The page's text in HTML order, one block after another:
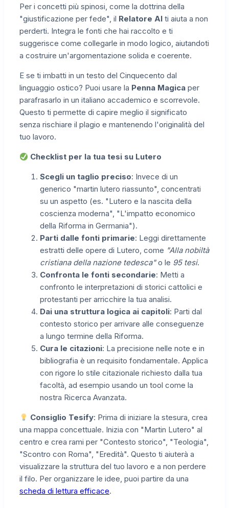
Per i concetti più spinosi, come la dottrina della
"giustificazione per fede", il Relatore AI ti aiuta a non
perderti. Integra le fonti che hai raccolto e ti
suggerisce come collegarle in modo logico, aiutandoti
a costruire un'argomentazione solida e coerente.
E se ti imbatti in un testo del Cinquecento dal
linguaggio ostico? Puoi usare la Penna Magica per
parafrasarlo in un italiano accademico e scorrevole.
Questo ti permette di capire meglio il significato
senza rischiare il plagio e mantenendo l'originalità del
tuo lavoro.
Checklist per la tua tesi su Lutero
Scegli un taglio preciso: Invece di un
generico "martin lutero riassunto", concentrati
su un aspetto (es. "Lutero e la nascita della
coscienza moderna", "L'impatto economico
della Riforma in Germania").
Parti dalle fonti primarie: Leggi direttamente
estratti delle opere di Lutero, come "Alla nobiltà
cristiana della nazione tedesca"o le 95 tesi.
Confronta le fonti secondarie: Metti a
confronto le interpretazioni di storici cattolici e
protestanti per arricchire la tua analisi.
Dai una struttura logica ai capitoli: Parti dal
contesto storico per arrivare alle conseguenze
a lungo termine della Riforma.
Cura le citazioni: La precisione nelle note e in
bibliografia è un requisito fondamentale. Applica
con rigore lo stile citazionale richiesto dalla tua
facoltà, ad esempio usando un tool come la
nostra Ricerca Avanzata.
Consiglio Tesify: Prima di iniziare la stesura, crea
una mappa concettuale. Inizia con "Martin Lutero" al
centro e crea rami per "Contesto storico", "Teologia",
"Scontro con Roma", "Eredità". Questo ti aiuterà a
visualizzare la struttura del tuo lavoro e a non perdere
il filo. Per organizzare le idee, puoi partire da una
scheda di lettura efficace.